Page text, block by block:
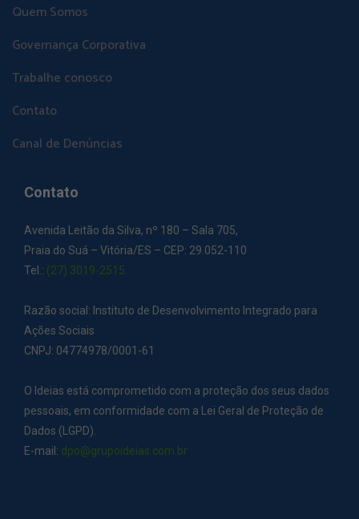
Quem Somos
Governança Corporativa
Trabalhe conosco
Contato
Canal de Denúncias
Contato
Avenida Leitão da Silva, nº 180 – Sala 705,
Praia do Suá – Vitória/ES – CEP: 29.052-110
Tel.: (27) 3019-2515
Razão social: Instituto de Desenvolvimento Integrado para
Ações Sociais
CNPJ: 04774978/0001-61
O Ideias está comprometido com a proteção dos seus dados
pessoais, em conformidade com a Lei Geral de Proteção de
Dados (LGPD).
E-mail: dpo@grupoideias.com.br